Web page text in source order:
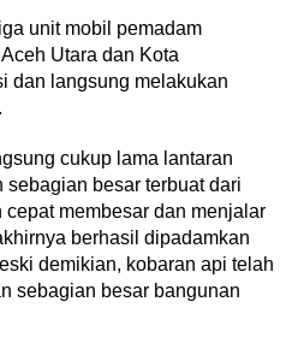
unit mobil pemadam
Utara dan Kota
dan langsung melakukan
cukup lama lantaran
besar terbuat dari
membesar dan menjalar
berhasil dipadamkan
demikian, kobaran api telah
sebagian besar bangunan